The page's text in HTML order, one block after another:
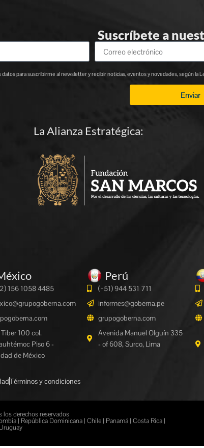
Suscríbete a
para suscribirme al newsletter y recibir noticias, eventos y novedades, según la
Enviar
La Alianza Estratégica:
156 1058 4485
Tiber 100 col.
Piso 6 -
de México
Perú
(+51) 944 531 711
informes@goberna.pe
grupogoberna.com
Avenida Manuel Olguín 335
- of 608, Surco, Lima
Términos y condiciones
los derechos reservados
| República Dominicana | Chile | Panamá | Costa Rica |